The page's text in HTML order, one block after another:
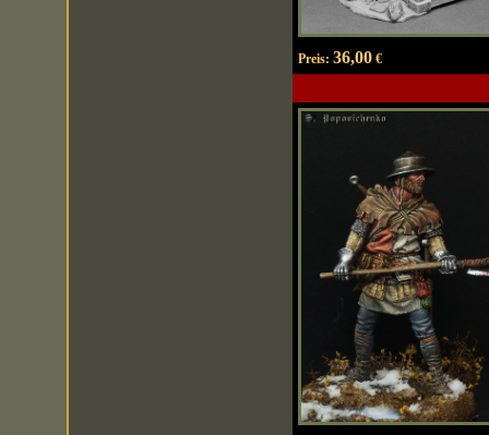
Preis: 36,00€